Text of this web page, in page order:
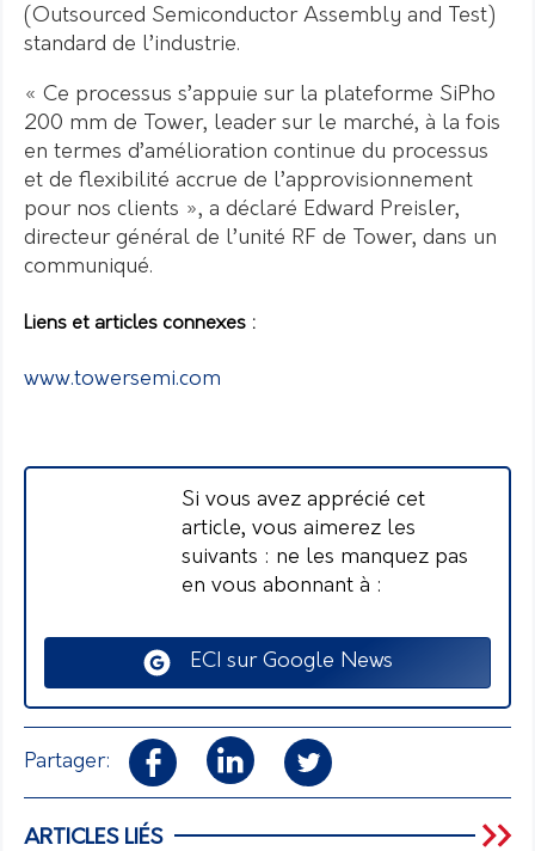
(Outsourced Semiconductor Assembly and Test)
standard de l’industrie.
« Ce processus s’appuie sur la plateforme SiPho
200 mm de Tower, leader sur le marché, à la fois
en termes d’amélioration continue du processus
et de flexibilité accrue de l’approvisionnement
pour nos clients », a déclaré Edward Preisler,
directeur général de l’unité RF de Tower, dans un
communiqué.
Liens et articles connexes :
www.towersemi.com
Si vous avez apprécié cet
article, vous aimerez les
suivants : ne les manquez pas
en vous abonnant à :
ECI sur Google News
Partager:
ARTICLES LIÉS